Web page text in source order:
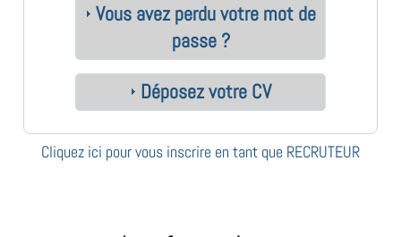
Vous avez perdu votre mot de
passe ?
Déposez votre CV
Cliquez ici pour vous inscrire en tant que RECRUTEUR